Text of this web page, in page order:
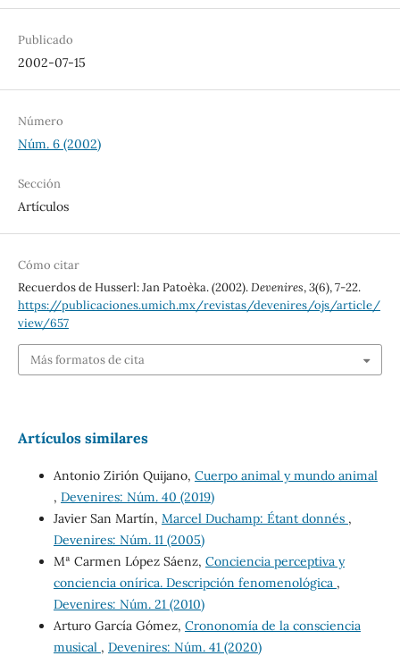
Publicado
2002-07-15
Número
Núm. 6 (2002)
Sección
Artículos
Cómo citar
Recuerdos de Husserl: Jan Patoèka. (2002).Devenires,3(6), 7-22.
https://publicaciones.umich.mx/revistas/devenires/ojs/article/
view/657
Más formatos de cita
Artículos similares
Antonio Zirión Quijano, Cuerpo animal y mundo animal
, Devenires: Núm. 40 (2019)
Javier San Martín, Marcel Duchamp: Étant donnés ,
Devenires: Núm. 11 (2005)
Mª Carmen López Sáenz, Conciencia perceptiva y
conciencia onírica. Descripción fenomenológica ,
Devenires: Núm. 21 (2010)
Arturo García Gómez, Crononomía de la consciencia
musical , Devenires: Núm. 41 (2020)